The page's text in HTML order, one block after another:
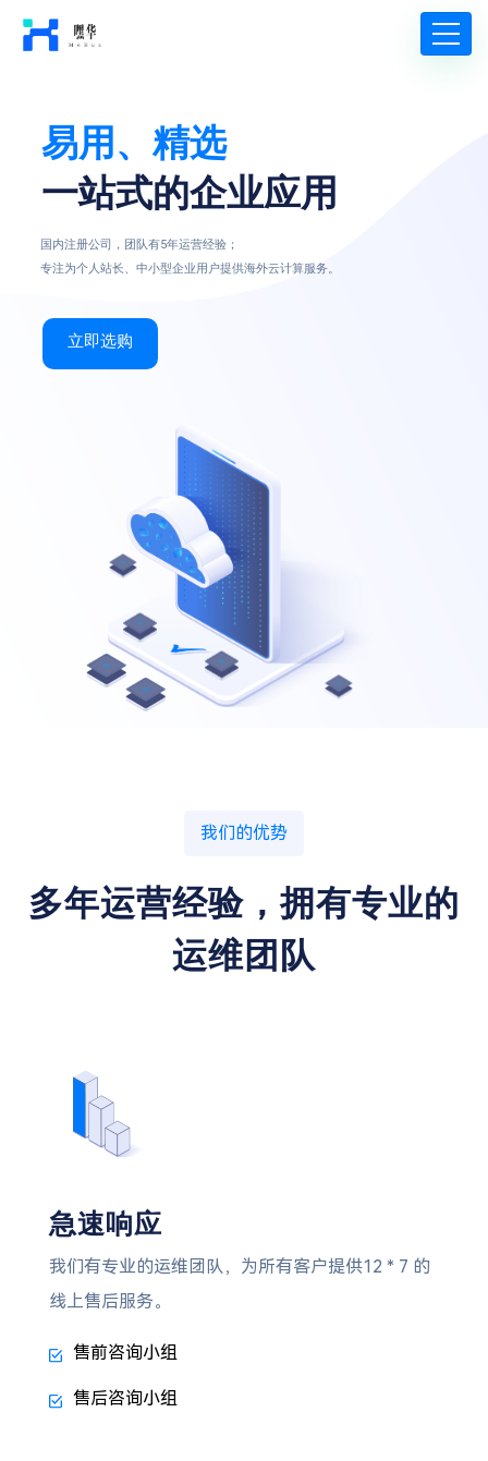
我们的优势
多年运营经验，拥有专业的
运维团队
急速响应
我们有专业的运维团队，为所有客户提供12 * 7 的
线上售后服务。
售前咨询小组
售后咨询小组